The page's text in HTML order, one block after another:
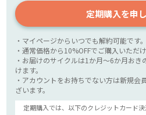
定期購入を申
・マイページからいつでも解約可能です。
・通常価格から10%OFFでご購入いただけ
・お届けのサイクルは1か月～6か月お
けます。
・アカウントをお持ちでない方は新規会
ざいます。
定期購入では、以下のクレジットカード決